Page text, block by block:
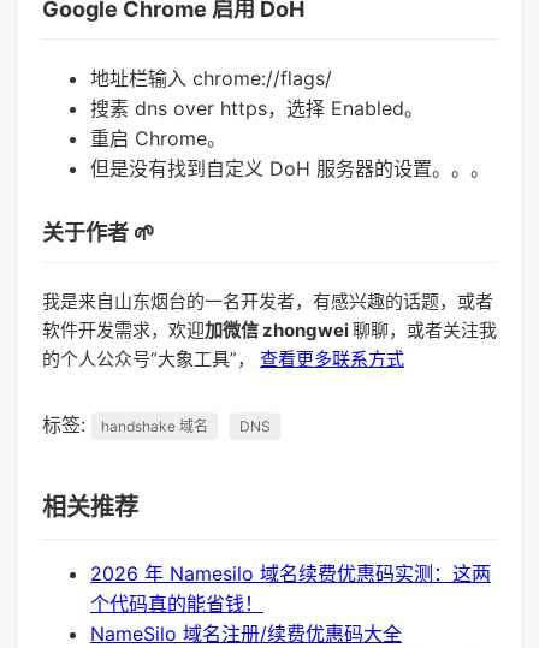
Google Chrome 启用 DoH
地址栏输入 chrome://flags/
搜素 dns over https，选择 Enabled。
重启 Chrome。
但是没有找到自定义 DoH 服务器的设置。。。
关于作者 🌱
我是来自山东烟台的一名开发者，有感兴趣的话题，或者
软件开发需求，欢迎加微信 zhongwei聊聊，或者关注我
的个人公众号“大象工具”， 查看更多联系方式
标签: handshake 域名 DNS
相关推荐
2026 年 Namesilo 域名续费优惠码实测：这两
个代码真的能省钱！
NameSilo 域名注册/续费优惠码大全